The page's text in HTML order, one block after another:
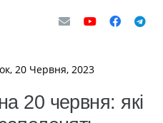
20 Червня, 2023
20 червня: які